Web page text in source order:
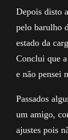
Depois disto
pelo barulho
estado da
Conclui que
e não pensei
Passados
um amigo,
ajustes pois